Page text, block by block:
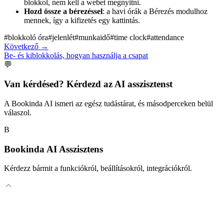
blokkol, nem kell a webet megnyitni.
Hozd össze a bérezéssel: a havi órák a Bérezés modulhoz
mennek, így a kifizetés egy kattintás.
#blokkoló óra#jelenlét#munkaidő#time clock#attendance
Következő →
Be- és kiblokkolás, hogyan használja a csapat
💬
Van kérdésed? Kérdezd az AI asszisztenst
A Bookinda AI ismeri az egész tudástárat, és másodperceken belül
válaszol.
B
Bookinda AI Asszisztens
Kérdezz bármit a funkciókról, beállításokról, integrációkról.